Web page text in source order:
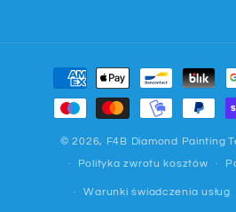
Metody
płatności
© 2026, F4B Diamond Painting
Polityka zwrotu kosztów
Warunki świadczenia usług